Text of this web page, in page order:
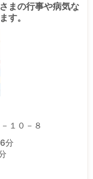
まの行事や病気な
す。
１０－８
分